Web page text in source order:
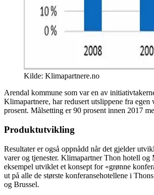
Kilde: Klimapartnere.no
Arendal kommune som var en av
Klimapartnere, har redusert utslippene fra egen
prosent. Målsetting er 90 prosent innen 2017
Produktutvikling
Resultater er også oppnådd når det gjelder
varer og tjenester. Klimapartner Thon hotell
eksempel utviklet et konsept for «grønne
ut på alle de største konferansehotellene i
og Brussel.